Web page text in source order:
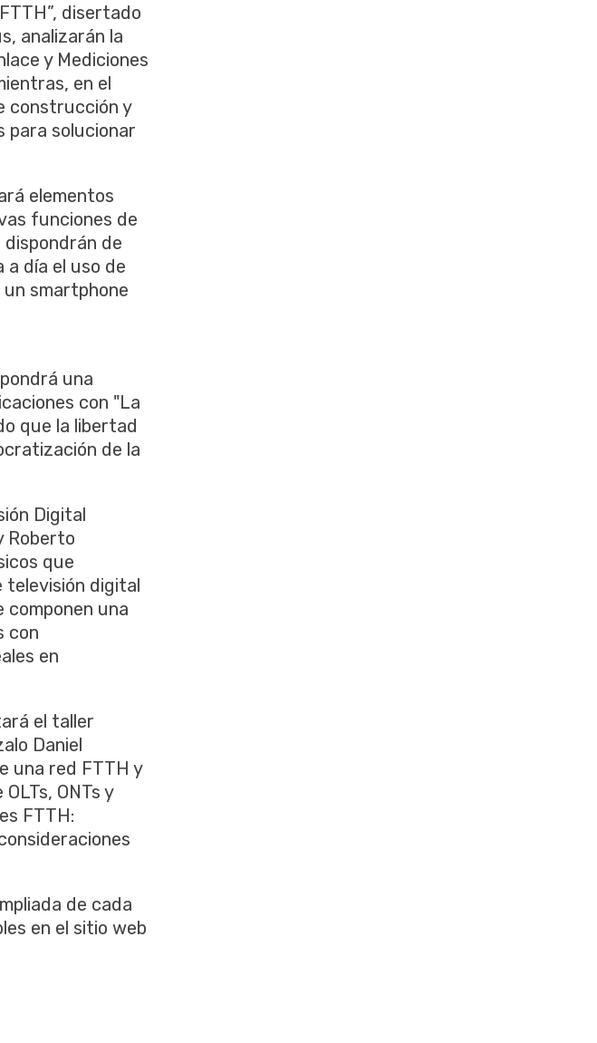
disertado
analizarán la
y Mediciones
en el
construcción y
para solucionar
elementos
funciones de
de
a día el uso de
smartphone
una
con "La
que la libertad
de la
Digital
Roberto
que
televisión digital
una
con
en
el taller
Daniel
una red FTTH y
ONTs y
FTTH:
de cada
en el sitio web